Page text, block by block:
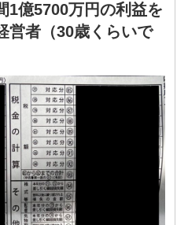
1億5700万円の利益を
営者（30歳くらいで